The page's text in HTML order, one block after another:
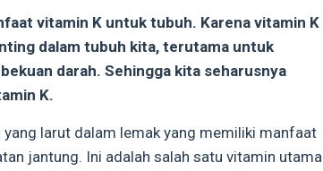
vitamin K untuk tubuh. Karena vitamin K
dalam tubuh kita, terutama untuk
darah. Sehingga kita seharusnya
K.
larut dalam lemak yang memiliki manfaat
jantung. Ini adalah salah satu vitamin utama